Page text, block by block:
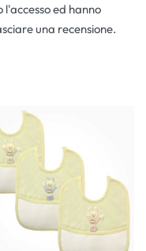
ed hanno
una recensione.